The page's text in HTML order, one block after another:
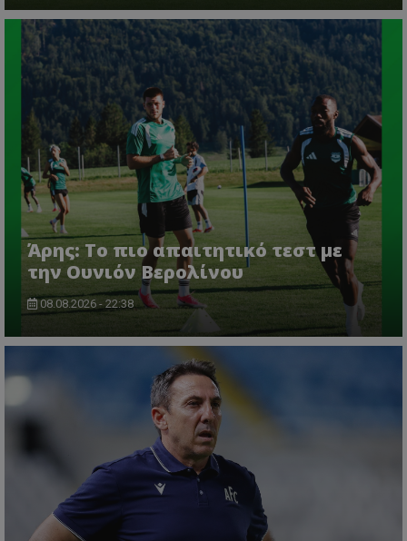
Άρης: Το πιο απαιτητικό τεστ με
την Ουνιόν Βερολίνου
08.08.2026 - 22:38